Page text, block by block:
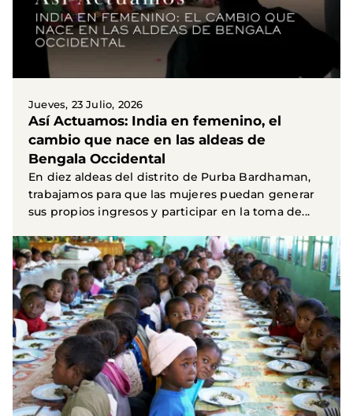
Jueves, 23 Julio, 2026
Así Actuamos: India en femenino, el
cambio que nace en las aldeas de
Bengala Occidental
En diez aldeas del distrito de Purba Bardhaman,
trabajamos para que las mujeres puedan generar
sus propios ingresos y participar en la toma de...